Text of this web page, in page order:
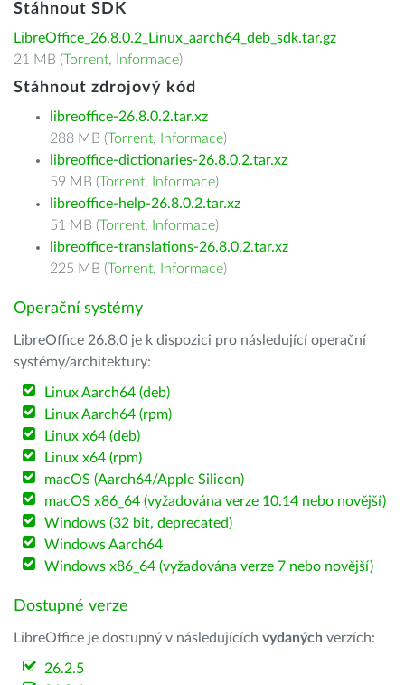
Stáhnout SDK
LibreOffice_26.8.0.2_Linux_aarch64_deb_sdk.tar.gz
21 MB (Torrent, Informace)
Stáhnout zdrojový kód
libreoffice-26.8.0.2.tar.xz
288 MB (Torrent, Informace)
libreoffice-dictionaries-26.8.0.2.tar.xz
59 MB (Torrent, Informace)
libreoffice-help-26.8.0.2.tar.xz
51 MB (Torrent, Informace)
libreoffice-translations-26.8.0.2.tar.xz
225 MB (Torrent, Informace)
Operační systémy
LibreOffice 26.8.0 je k dispozici pro následující operační
systémy/architektury:
Linux Aarch64 (deb)
Linux Aarch64 (rpm)
Linux x64 (deb)
Linux x64 (rpm)
macOS (Aarch64/Apple Silicon)
macOS x86_64 (vyžadována verze 10.14 nebo novější)
Windows (32 bit, deprecated)
Windows Aarch64
Windows x86_64 (vyžadována verze 7 nebo novější)
Dostupné verze
LibreOffice je dostupný v následujících vydaných verzích:
26.2.5